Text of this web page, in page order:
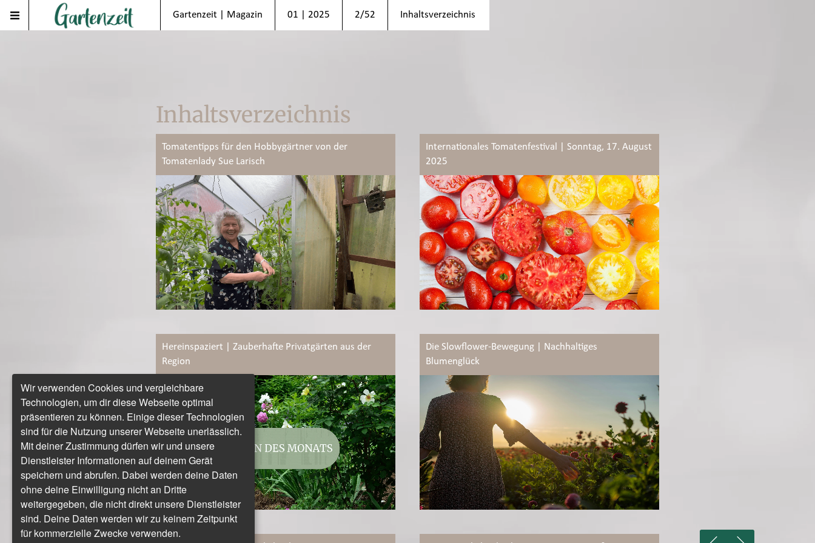
Gartenzeit | Magazin 01 | 2025 2/52 Inhaltsverzeichnis
Inhaltsverzeichnis
Tomatentipps für den Hobbygärtner von der
Tomatenlady Sue Larisch
Internationales Tomatenfestival | Sonntag, 17. August
2025
Hereinspaziert | Zauberhafte Privatgärten aus der
Region
Die Slowflower-Bewegung | Nachhaltiges
Blumenglück
Wir verwenden Cookies und vergleichbare
Technologien, um dir diese Webseite optimal
präsentieren zu können. Einige dieser Technologien
sind für die Nutzung unserer Webseite unerlässlich.
Mit deiner Zustimmung dürfen wir und unsere
Dienstleister Informationen auf deinem Gerät
speichern und abrufen. Dabei werden deine Daten
ohne deine Einwilligung nicht an Dritte
weitergegeben, die nicht direkt unsere Dienstleister
sind. Deine Daten werden wir zu keinem Zeitpunkt
für kommerzielle Zwecke verwenden.